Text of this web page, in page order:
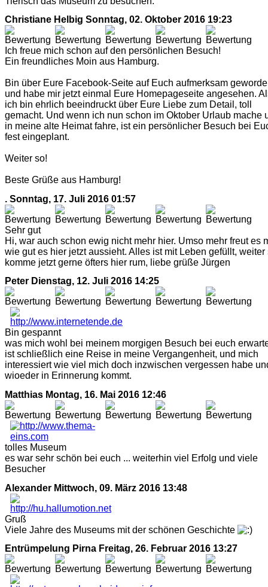
Christiane Helbig Sonntag, 02. Oktober 2016 19:23
Ich freue mich schon auf den persönlichen Besuch!
Ein freundliches Moin aus Hamburg.
Bin über Eure Facebook-Seite auf Euch aufmerksam
und habe mir jetzt einmal Eure Homepageseite angesehen.
ich bin ehrlich beeindruckt über Eure Liebe zum Detail, toll
gemacht. Und wenn ich nun schon im Oktober Urlaub mache
in meine alte Heimat fahre, ist ein persönlicher Besuch bei
fest eingeplant.
Weiter so!
Beste Grüße aus Hamburg!
. Sonntag, 17. Juli 2016 01:57
Sehr gut
Hi, war auch schon ewig nicht mehr hier. Umso mehr freut es
wie gut es hier jetzt aussieht. Alles ist mit Leben gefüllt, weiter
komme jetzt gerne öfters hier rum, liebe grüße Jürgen
Peter Dienstag, 12. Juli 2016 14:25
Bin gespannt
was mich wohl bei meinem morgigen Besuch bei euch
ist schließlich eine Reise in meine Vergangenheit, und mich
interessiert wie viel mich doch inzwischen vergessen habe
wioeder in Erinnerung kommt.
Matthias Montag, 16. Mai 2016 12:46
tolles Museum
es war sehr schön bei euch ... weiterhin viel Erfolg und viele
Besucher
Alexander Mittwoch, 09. März 2016 13:48
Gruß
Viele Jahre des Museums mit der schönen Geschichte
Entrümpelung Pirna Freitag, 26. Februar 2016 13:27